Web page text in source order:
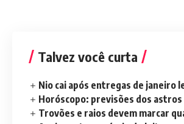
Talvez você curta
Nio cai após entregas de janeiro
Horóscopo: previsões dos
Trovões e raios devem marcar